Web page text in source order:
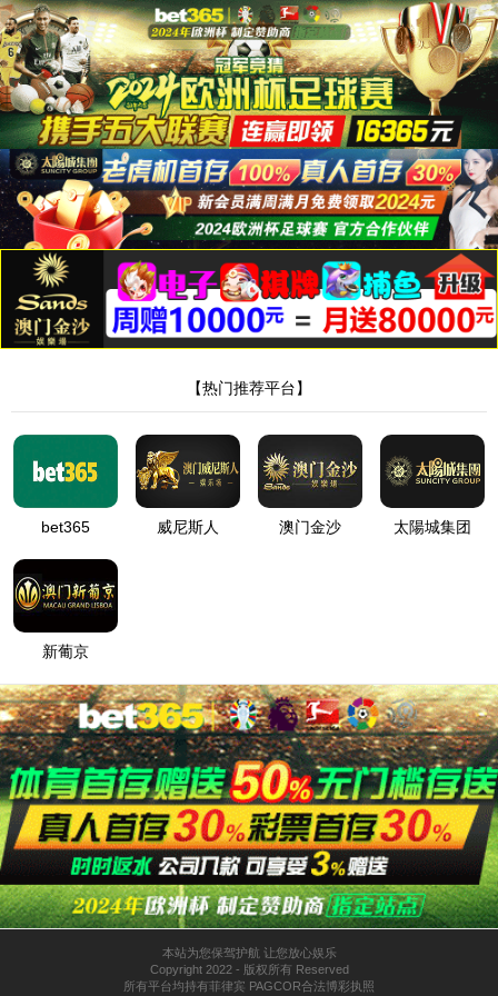
404锛屾偍璇锋
眰鐨勬枃浠朵笉
瀛樺湪!